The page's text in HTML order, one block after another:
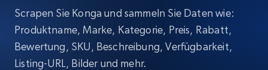
Scrapen Sie Konga und sammeln Sie Daten wie:
Produktname, Marke, Kategorie, Preis, Rabatt,
Bewertung, SKU, Beschreibung, Verfügbarkeit,
Listing-URL, Bilder und mehr.